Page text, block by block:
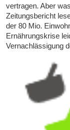
vertragen. Aber
Zeitungsbericht
der 80 Mio.
Ernährungskrise
Vernachlässigung